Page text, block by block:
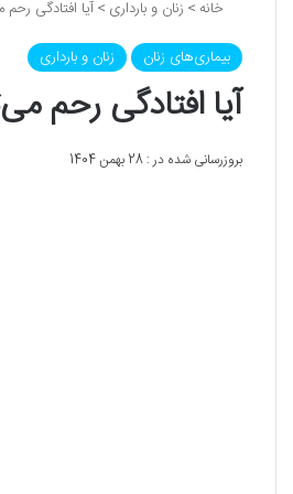
خانه > زنان و بارداری >آیا افتادگی
بیماری‌های زنان
زنان و بارداری
آیا افتادگی رحم
بروزرسانی شده در : 28 بهمن 1404